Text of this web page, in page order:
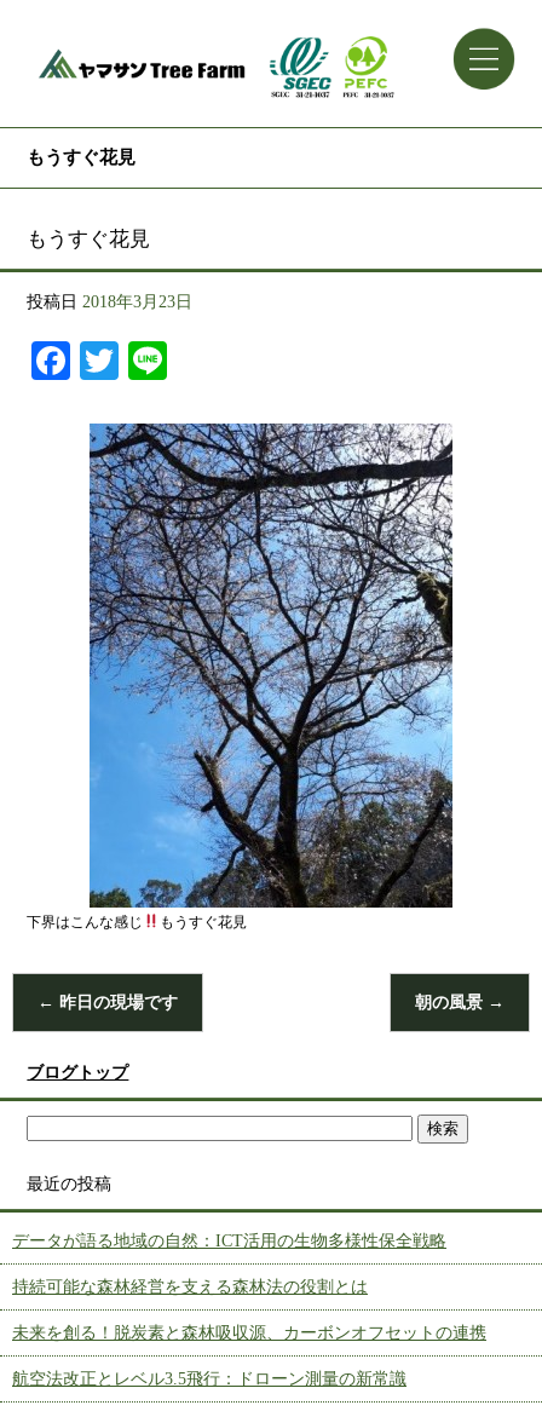
もうすぐ花見
もうすぐ花見
投稿日 2018年3月23日
Facebook
Twitter
下界はこんな感じ もうすぐ花見
← 昨日の現場です 朝の風景 →
ブログトップ
最近の投稿
データが語る地域の自然：ICT活用の生物多様性保全戦略
持続可能な森林経営を支える森林法の役割とは
未来を創る！脱炭素と森林吸収源、カーボンオフセットの連携
航空法改正とレベル3.5飛行：ドローン測量の新常識